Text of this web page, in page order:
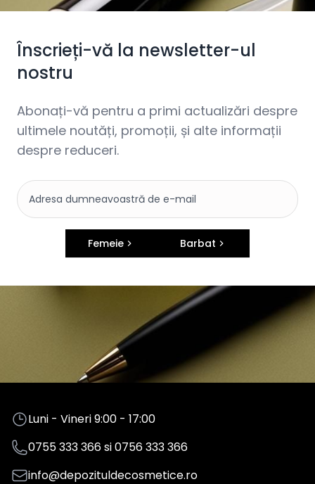
Înscrieți-vă la newsletter-ul
nostru
Abonați-vă pentru a primi actualizări despre
ultimele noutăți, promoții, și alte informații
despre reduceri.
Femeie Barbat
Luni - Vineri 9:00 - 17:00
0755 333 366si0756 333 366
info@depozituldecosmetice.ro